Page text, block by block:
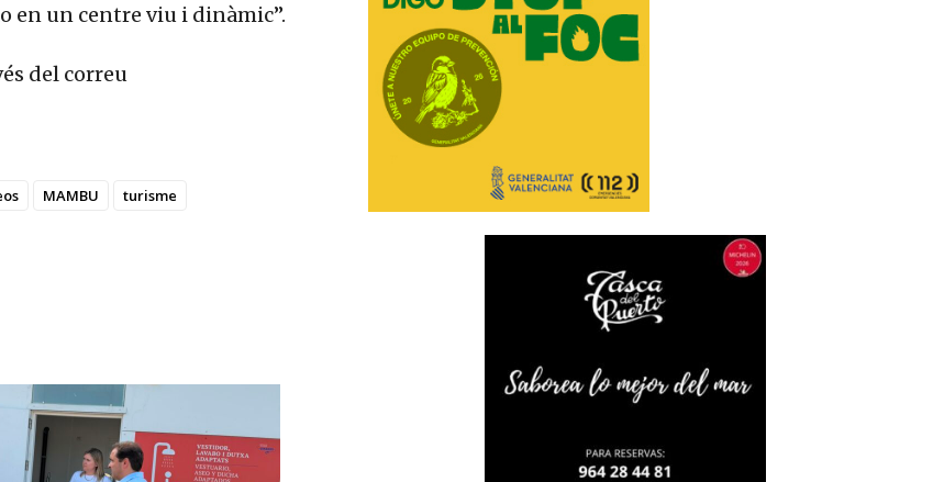
en un centre viu i dinàmic”.
del correu
MAMBU turisme